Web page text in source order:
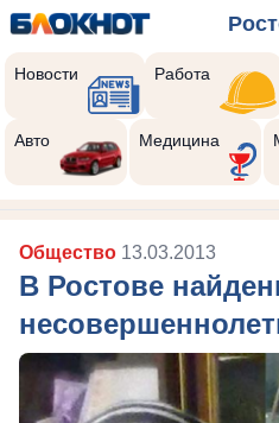
Новости Работа
Авто Медицина
Общество 13.03.2013
В Ростове